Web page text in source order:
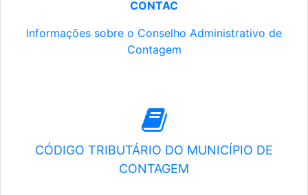
CONTAC
Informações sobre o Conselho Administrativo de
Contagem
CÓDIGO TRIBUTÁRIO DO MUNICÍPIO DE
CONTAGEM